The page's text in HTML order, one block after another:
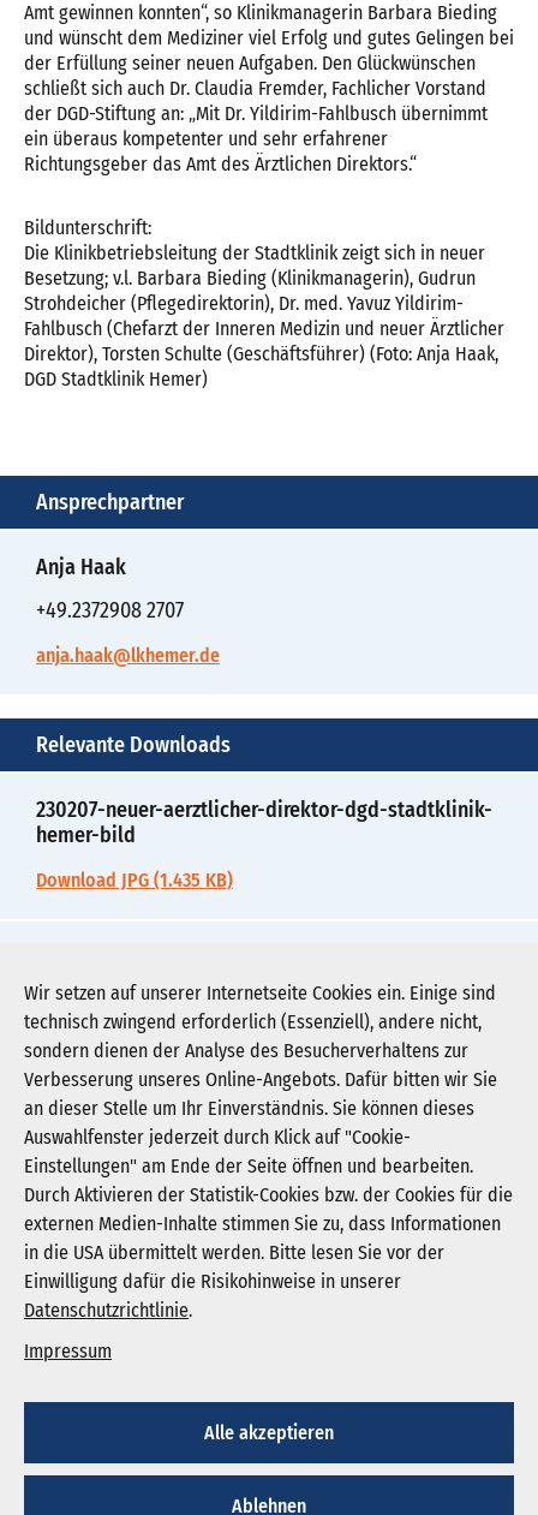
Wir setzen auf unserer Internetseite Cookies ein. Einige sind
technisch zwingend erforderlich (Essenziell), andere nicht,
sondern dienen der Analyse des Besucherverhaltens zur
Verbesserung unseres Online-Angebots. Dafür bitten wir Sie
an dieser Stelle um Ihr Einverständnis. Sie können dieses
Auswahlfenster jederzeit durch Klick auf "Cookie-
Einstellungen" am Ende der Seite öffnen und bearbeiten.
Durch Aktivieren der Statistik-Cookies bzw. der Cookies für die
externen Medien-Inhalte stimmen Sie zu, dass Informationen
in die USA übermittelt werden. Bitte lesen Sie vor der
Einwilligung dafür die Risikohinweise in unserer
Datenschutzrichtlinie.
Impressum
Alle akzeptieren
Ablehnen
Amt gewinnen konnten“, so Klinikmanagerin Barbara Bieding
und wünscht dem Mediziner viel Erfolg und gutes Gelingen bei
der Erfüllung seiner neuen Aufgaben. Den Glückwünschen
schließt sich auch Dr. Claudia Fremder, Fachlicher Vorstand
der DGD-Stiftung an: „Mit Dr. Yildirim-Fahlbusch übernimmt
ein überaus kompetenter und sehr erfahrener
Richtungsgeber das Amt des Ärztlichen Direktors.“
Bildunterschrift:
Die Klinikbetriebsleitung der Stadtklinik zeigt sich in neuer
Besetzung; v.l. Barbara Bieding (Klinikmanagerin), Gudrun
Strohdeicher (Pflegedirektorin), Dr. med. Yavuz Yildirim-
Fahlbusch (Chefarzt der Inneren Medizin und neuer Ärztlicher
Direktor), Torsten Schulte (Geschäftsführer) (Foto: Anja Haak,
DGD Stadtklinik Hemer)
Ansprechpartner
Anja Haak
+49.2372908 2707
anja.haak@lkhemer.de
Relevante Downloads
230207-neuer-aerztlicher-direktor-dgd-stadtklinik-
hemer-bild
Download JPG (1.435 KB)
hemer-pdf
Download PDF (455 KB)
Newsletter abonnieren
Registrieren
KGNW - Krankenhausgesellschaft Nordrhein-
Westfalen e. V.
Humboldtstraße 31,
© 2026